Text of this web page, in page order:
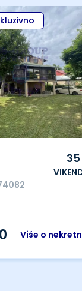
35
Više o